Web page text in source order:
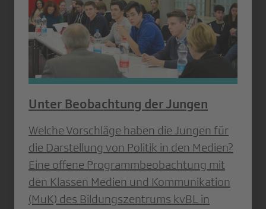
Unter Beobachtung der Jungen
Welche Vorschläge haben die Jungen für
die Darstellung von Politik in den Medien?
Eine offene Programmbeobachtung mit
den Klassen Medien und Kommunikation
(MuK) des Bildungszentrums kvBL in